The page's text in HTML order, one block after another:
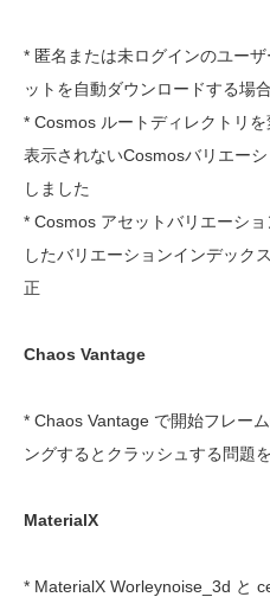
* 匿名または未ログインのユー
ットを自動ダウンロードする場
* Cosmos ルートディレクトリ
表示されないCosmosバリエー
しました
* Cosmos アセットバリエーシ
したバリエーションインデック
正
Chaos Vantage
* Chaos Vantage で開始フレー
ングするとクラッシュする問題
MaterialX
* MaterialX Worleynoise_3d と